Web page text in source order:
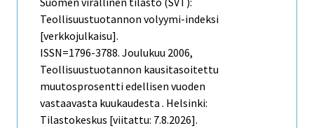
Teollisuustuotannon volyymi-indeksi
[verkkojulkaisu].
ISSN=1796-3788. Joulukuu 2006,
Teollisuustuotannon kausitasoitettu
muutosprosentti edellisen vuoden
vastaavasta kuukaudesta . Helsinki:
Tilastokeskus [viitattu: 7.8.2026].